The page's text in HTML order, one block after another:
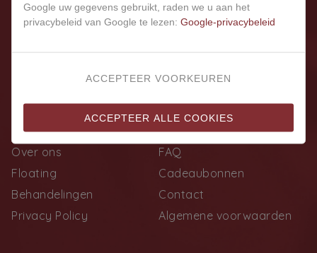
LINKS
Home
Over ons
Floating
Behandelingen
Privacy Policy
Tarieven
Cadeaubonnen
FAQ
Contact
Algemene voorwaarden
Google uw gegevens gebruikt, raden we u aan het
privacybeleid van Google te lezen: Google-privacybeleid
ACCEPTEER VOORKEUREN
ACCEPTEER ALLE COOKIES